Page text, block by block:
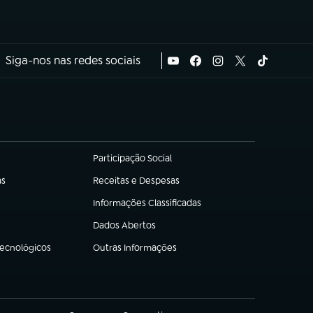
Siga-nos nas redes sociais
Participação Social
(abre em nova aba)
Receitas e Despesas
(abre em nova aba)
Informações Classificadas
(abre em nova aba)
Dados Abertos
(abre em nova aba)
Outras Informações
(abre em nova aba)